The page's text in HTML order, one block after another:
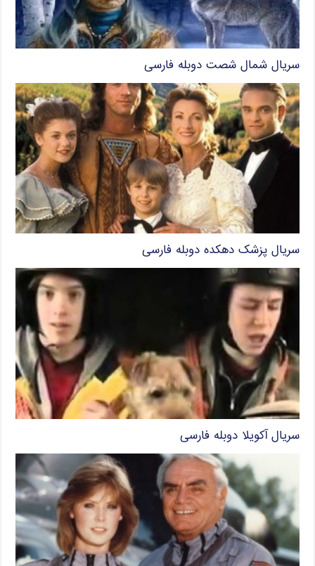
سریال شمال شصت دوبله فارسی
سریال پزشک دهکده دوبله فارسی
سریال آکویلا دوبله فارسی